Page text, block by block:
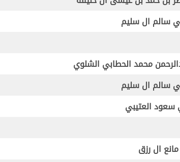
سالم ال سليم
محمد الحطابي الشلوي
سالم ال سليم
سعود العتيبي
ال رزق